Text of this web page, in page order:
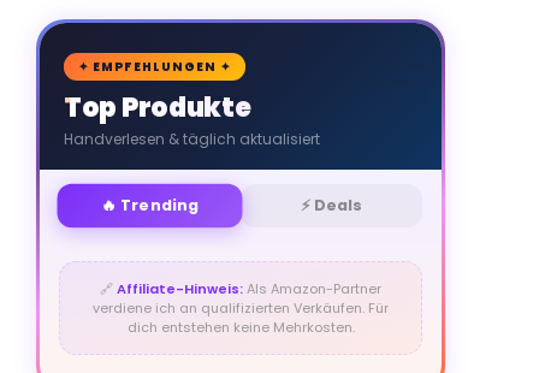
🛒
✦ EMPFEHLUNGEN ✦
Top Produkte
Handverlesen & täglich aktualisiert
🔥 Trending ⚡ Deals
🔗Affiliate-Hinweis:Als Amazon-Partner
verdiene ich an qualifizierten Verkäufen. Für
dich entstehen keine Mehrkosten.